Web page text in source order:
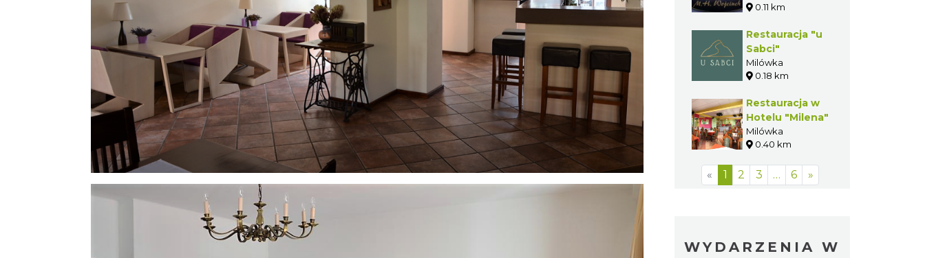
0.11 km
Restauracja "u
Sabci"
Milówka
0.18 km
Restauracja w
Hotelu "Milena"
Milówka
0.40 km
« 1 2 3 … 6 »
WYDARZENIA W